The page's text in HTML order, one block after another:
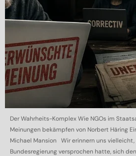
Der Wahrheits-Komplex Wie NGOs im
Meinungen bekämpfen von Norbert Häring
Michael Mansion Wir erinnern uns
Bundesregierung versprochen hatte, sich